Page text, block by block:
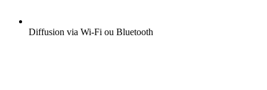
Diffusion via Wi-Fi ou Bluetooth